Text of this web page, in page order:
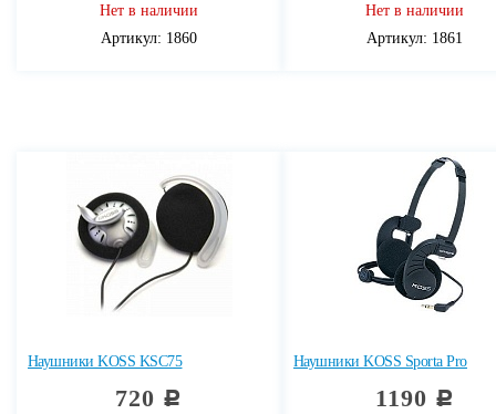
Нет в наличии
Артикул: 1860
Нет в наличии
Артикул: 1861
Наушники KOSS KSC75
720 c
Наушники KOSS Sporta Pro
1190 c